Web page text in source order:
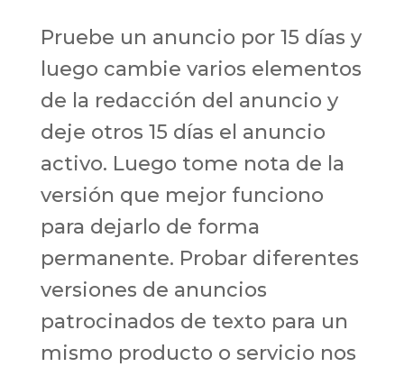
Pruebe un anuncio por 15 días y
luego cambie varios elementos
de la redacción del anuncio y
deje otros 15 días el anuncio
activo. Luego tome nota de la
versión que mejor funciono
para dejarlo de forma
permanente. Probar diferentes
versiones de anuncios
patrocinados de texto para un
mismo producto o servicio nos